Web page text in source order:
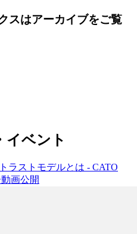
スはアーカイブをご覧
イベント
ラストモデルとは - CATO
画公開